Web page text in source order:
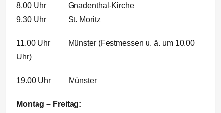
8.00 Uhr Gnadenthal-Kirche
9.30 Uhr St. Moritz
11.00 Uhr Münster (Festmessen u. ä. um 10.00
Uhr)
19.00 Uhr Münster
Montag – Freitag: